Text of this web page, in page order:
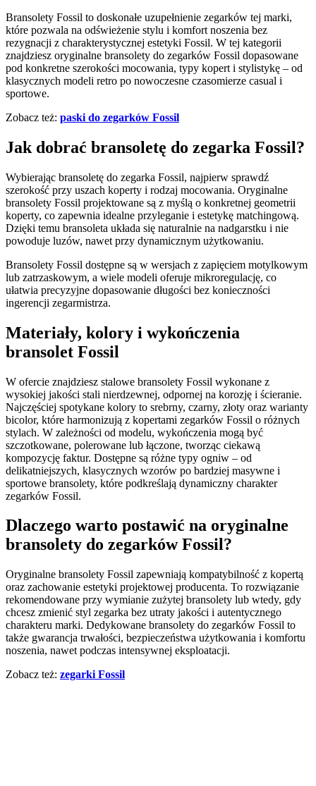
Bransolety Fossil to doskonałe uzupełnienie zegarków tej marki,
które pozwala na odświeżenie stylu i komfort noszenia bez
rezygnacji z charakterystycznej estetyki Fossil. W tej kategorii
znajdziesz oryginalne bransolety do zegarków Fossil dopasowane
pod konkretne szerokości mocowania, typy kopert i stylistykę – od
klasycznych modeli retro po nowoczesne czasomierze casual i
sportowe.
Zobacz też: paski do zegarków Fossil
Jak dobrać bransoletę do zegarka Fossil?
Wybierając bransoletę do zegarka Fossil, najpierw sprawdź
szerokość przy uszach koperty i rodzaj mocowania. Oryginalne
bransolety Fossil projektowane są z myślą o konkretnej geometrii
koperty, co zapewnia idealne przyleganie i estetykę matchingową.
Dzięki temu bransoleta układa się naturalnie na nadgarstku i nie
powoduje luzów, nawet przy dynamicznym użytkowaniu.
Bransolety Fossil dostępne są w wersjach z zapięciem motylkowym
lub zatrzaskowym, a wiele modeli oferuje mikroregulację, co
ułatwia precyzyjne dopasowanie długości bez konieczności
ingerencji zegarmistrza.
Materiały, kolory i wykończenia
bransolet Fossil
W ofercie znajdziesz stalowe bransolety Fossil wykonane z
wysokiej jakości stali nierdzewnej, odpornej na korozję i ścieranie.
Najczęściej spotykane kolory to srebrny, czarny, złoty oraz warianty
bicolor, które harmonizują z kopertami zegarków Fossil o różnych
stylach. W zależności od modelu, wykończenia mogą być
szczotkowane, polerowane lub łączone, tworząc ciekawą
kompozycję faktur. Dostępne są różne typy ogniw – od
delikatniejszych, klasycznych wzorów po bardziej masywne i
sportowe bransolety, które podkreślają dynamiczny charakter
zegarków Fossil.
Dlaczego warto postawić na oryginalne
bransolety do zegarków Fossil?
Oryginalne bransolety Fossil zapewniają kompatybilność z kopertą
oraz zachowanie estetyki projektowej producenta. To rozwiązanie
rekomendowane przy wymianie zużytej bransolety lub wtedy, gdy
chcesz zmienić styl zegarka bez utraty jakości i autentycznego
charakteru marki. Dedykowane bransolety do zegarków Fossil to
także gwarancja trwałości, bezpieczeństwa użytkowania i komfortu
noszenia, nawet podczas intensywnej eksploatacji.
Zobacz też: zegarki Fossil